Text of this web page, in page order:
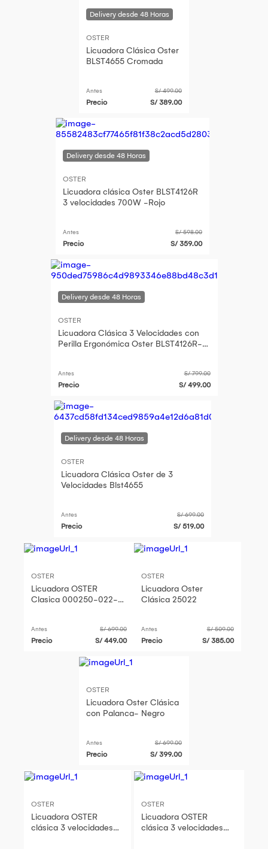
OSTER
Licuadora Clásica Oster
BLST4655 Cromada
Antes S/ 499.00
Precio S/ 389.00
OSTER
Licuadora clásica Oster BLST4126R
3 velocidades 700W -Rojo
Antes S/ 598.00
Precio S/ 359.00
OSTER
Licuadora Clásica 3 Velocidades con
Perilla Ergonómica Oster BLST4126R-
Antes S/ 799.00
Precio S/ 499.00
OSTER
Licuadora Clásica Oster de 3
Velocidades Blst4655
Antes S/ 699.00
Precio S/ 519.00
OSTER
Licuadora OSTER
Clasica 000250-022-
Antes S/ 699.00
Precio S/ 449.00
OSTER
Licuadora Oster
Clásica 25022
Antes S/ 509.00
Precio S/ 385.00
OSTER
Licuadora Oster Clásica
con Palanca- Negro
Antes S/ 699.00
Precio S/ 399.00
OSTER
Licuadora OSTER
clásica 3 velocidades
OSTER
Licuadora OSTER
clásica 3 velocidades